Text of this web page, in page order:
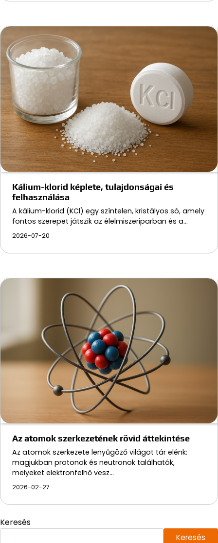
Kálium-klorid képlete, tulajdonságai és
felhasználása
A kálium-klorid (KCl) egy színtelen, kristályos só, amely
fontos szerepet játszik az élelmiszeriparban és a…
2026-07-20
Az atomok szerkezetének rövid áttekintése
Az atomok szerkezete lenyűgöző világot tár elénk:
magjukban protonok és neutronok találhatók,
melyeket elektronfelhő vesz…
2026-02-27
Keresés
Keresés